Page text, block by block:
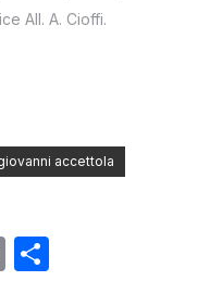
All. A. Cioffi.
accettola
Email